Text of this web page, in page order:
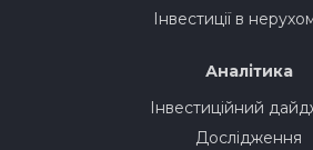
Інвестиції в
Аналітика
Інвестиційний
Дослідження